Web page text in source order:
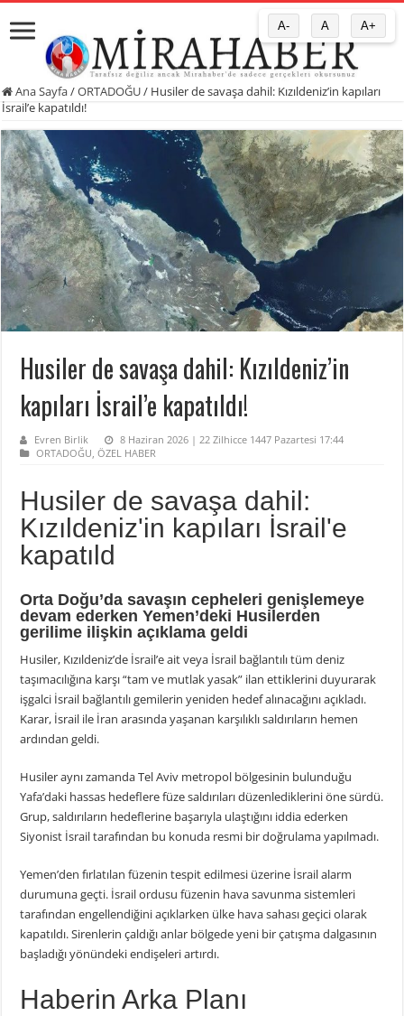
Ana Sayfa/ORTADOĞU/ Husiler de savaşa dahil: Kızıldeniz’in kapıları
İsrail’e kapatıldı!
Husiler de savaşa dahil: Kızıldeniz’in
kapıları İsrail’e kapatıldı!
Evren Birlik
8 Haziran 2026 | 22 Zilhicce 1447 Pazartesi 17:44
ORTADOĞU,ÖZEL HABER
Husiler de savaşa dahil:
Kızıldeniz'in kapıları İsrail'e
kapatıld
Orta Doğu’da savaşın cepheleri genişlemeye
devam ederken Yemen’deki Husilerden
gerilime ilişkin açıklama geldi
Husiler, Kızıldeniz’de İsrail’e ait veya İsrail bağlantılı tüm deniz
taşımacılığına karşı “tam ve mutlak yasak” ilan ettiklerini duyurarak
işgalci İsrail bağlantılı gemilerin yeniden hedef alınacağını açıkladı.
Karar, İsrail ile İran arasında yaşanan karşılıklı saldırıların hemen
ardından geldi.
Husiler aynı zamanda Tel Aviv metropol bölgesinin bulunduğu
Yafa’daki hassas hedeflere füze saldırıları düzenlediklerini öne sürdü.
Grup, saldırıların hedeflerine başarıyla ulaştığını iddia ederken
Siyonist İsrail tarafından bu konuda resmi bir doğrulama yapılmadı.
Yemen’den fırlatılan füzenin tespit edilmesi üzerine İsrail alarm
durumuna geçti. İsrail ordusu füzenin hava savunma sistemleri
tarafından engellendiğini açıklarken ülke hava sahası geçici olarak
kapatıldı. Sirenlerin çaldığı anlar bölgede yeni bir çatışma dalgasının
başladığı yönündeki endişeleri artırdı.
Haberin Arka Planı
A- A A+